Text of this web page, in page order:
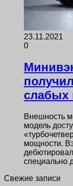
23.11.2021
0
слабых
Внешность
модель
мощности.
специально
Свежие записи